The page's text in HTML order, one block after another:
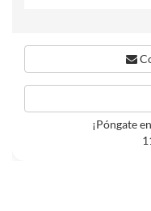
¡Póngate